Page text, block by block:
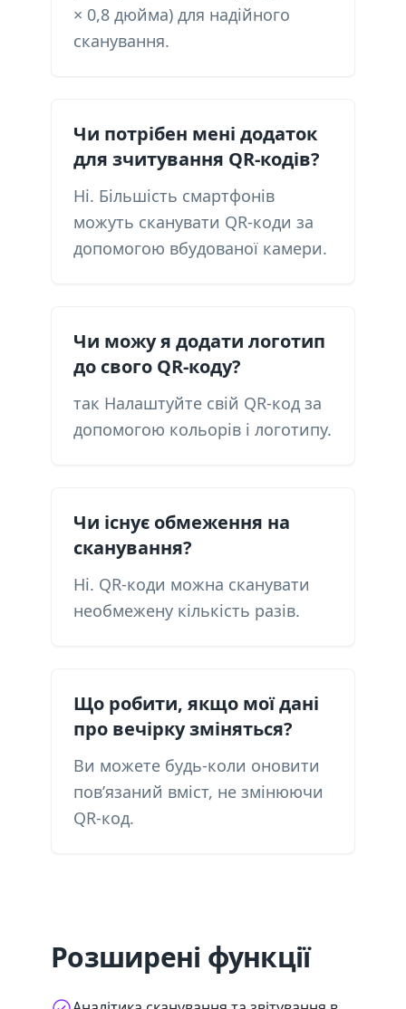
× 0,8 дюйма) для надійного
сканування.
Чи потрібен мені додаток
для зчитування QR-кодів?
Ні. Більшість смартфонів
можуть сканувати QR-коди за
допомогою вбудованої камери.
Чи можу я додати логотип
до свого QR-коду?
так Налаштуйте свій QR-код за
допомогою кольорів і логотипу.
Чи існує обмеження на
сканування?
Ні. QR-коди можна сканувати
необмежену кількість разів.
Що робити, якщо мої дані
про вечірку зміняться?
Ви можете будь-коли оновити
пов’язаний вміст, не змінюючи
QR-код.
Розширені функції